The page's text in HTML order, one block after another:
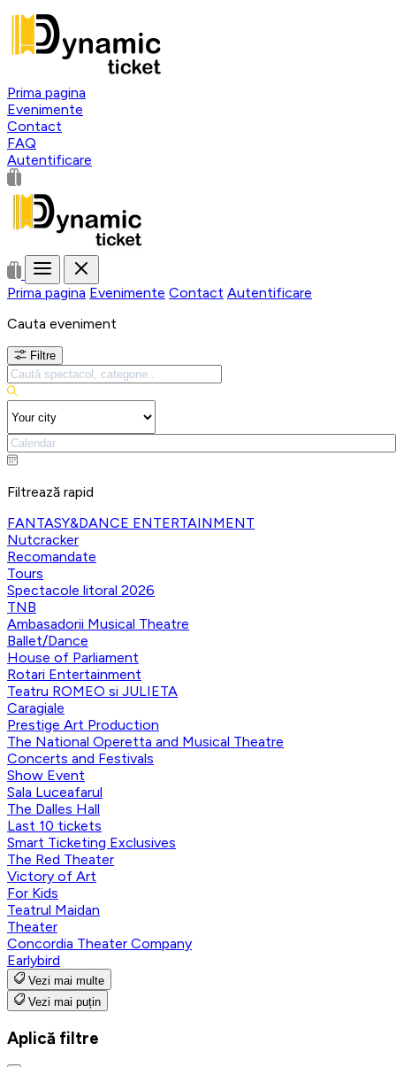
Prima pagina
Evenimente
Contact
FAQ
Autentificare
Prima pagina Evenimente Contact Autentificare
Cauta eveniment
Filtre
Filtrează rapid
FANTASY&DANCE ENTERTAINMENT
Nutcracker
Recomandate
Tours
Spectacole litoral 2026
TNB
Ambasadorii Musical Theatre
Ballet/Dance
House of Parliament
Rotari Entertainment
Teatru ROMEO si JULIETA
Caragiale
Prestige Art Production
The National Operetta and Musical Theatre
Concerts and Festivals
Show Event
Sala Luceafarul
The Dalles Hall
Last 10 tickets
Smart Ticketing Exclusives
The Red Theater
Victory of Art
For Kids
Teatrul Maidan
Theater
Concordia Theater Company
Earlybird
Vezi mai multe
Vezi mai puțin
Aplică filtre